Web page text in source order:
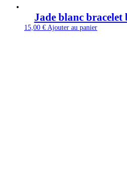
Jade blanc bracelet
15,00 € Ajouter au panier